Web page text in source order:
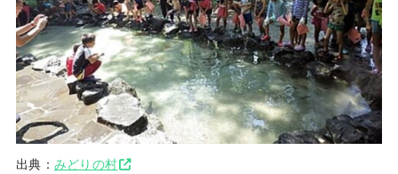
出典： みどりの村